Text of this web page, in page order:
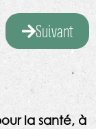
Suivant
la santé, à